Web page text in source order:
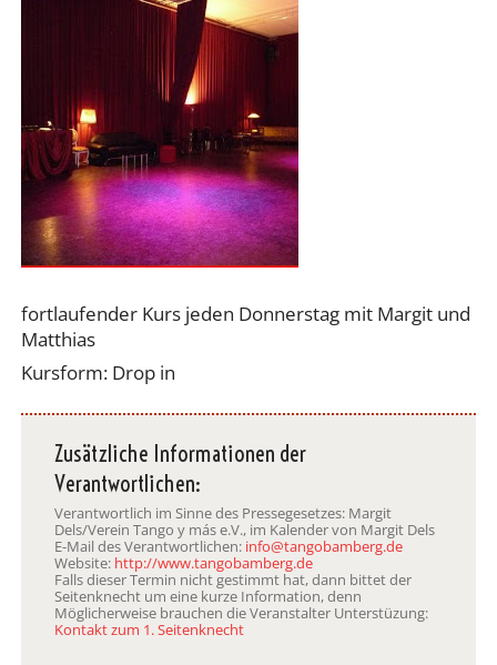
fortlaufender Kurs jeden Donnerstag mit Margit und
Matthias
Kursform: Drop in
Zusätzliche Informationen der
Verantwortlichen:
Verantwortlich im Sinne des Pressegesetzes: Margit
Dels/Verein Tango y más e.V., im Kalender von Margit Dels
E-Mail des Verantwortlichen: info@tangobamberg.de
Website: http://www.tangobamberg.de
Falls dieser Termin nicht gestimmt hat, dann bittet der
Seitenknecht um eine kurze Information, denn
Möglicherweise brauchen die Veranstalter Unterstüzung:
Kontakt zum 1. Seitenknecht